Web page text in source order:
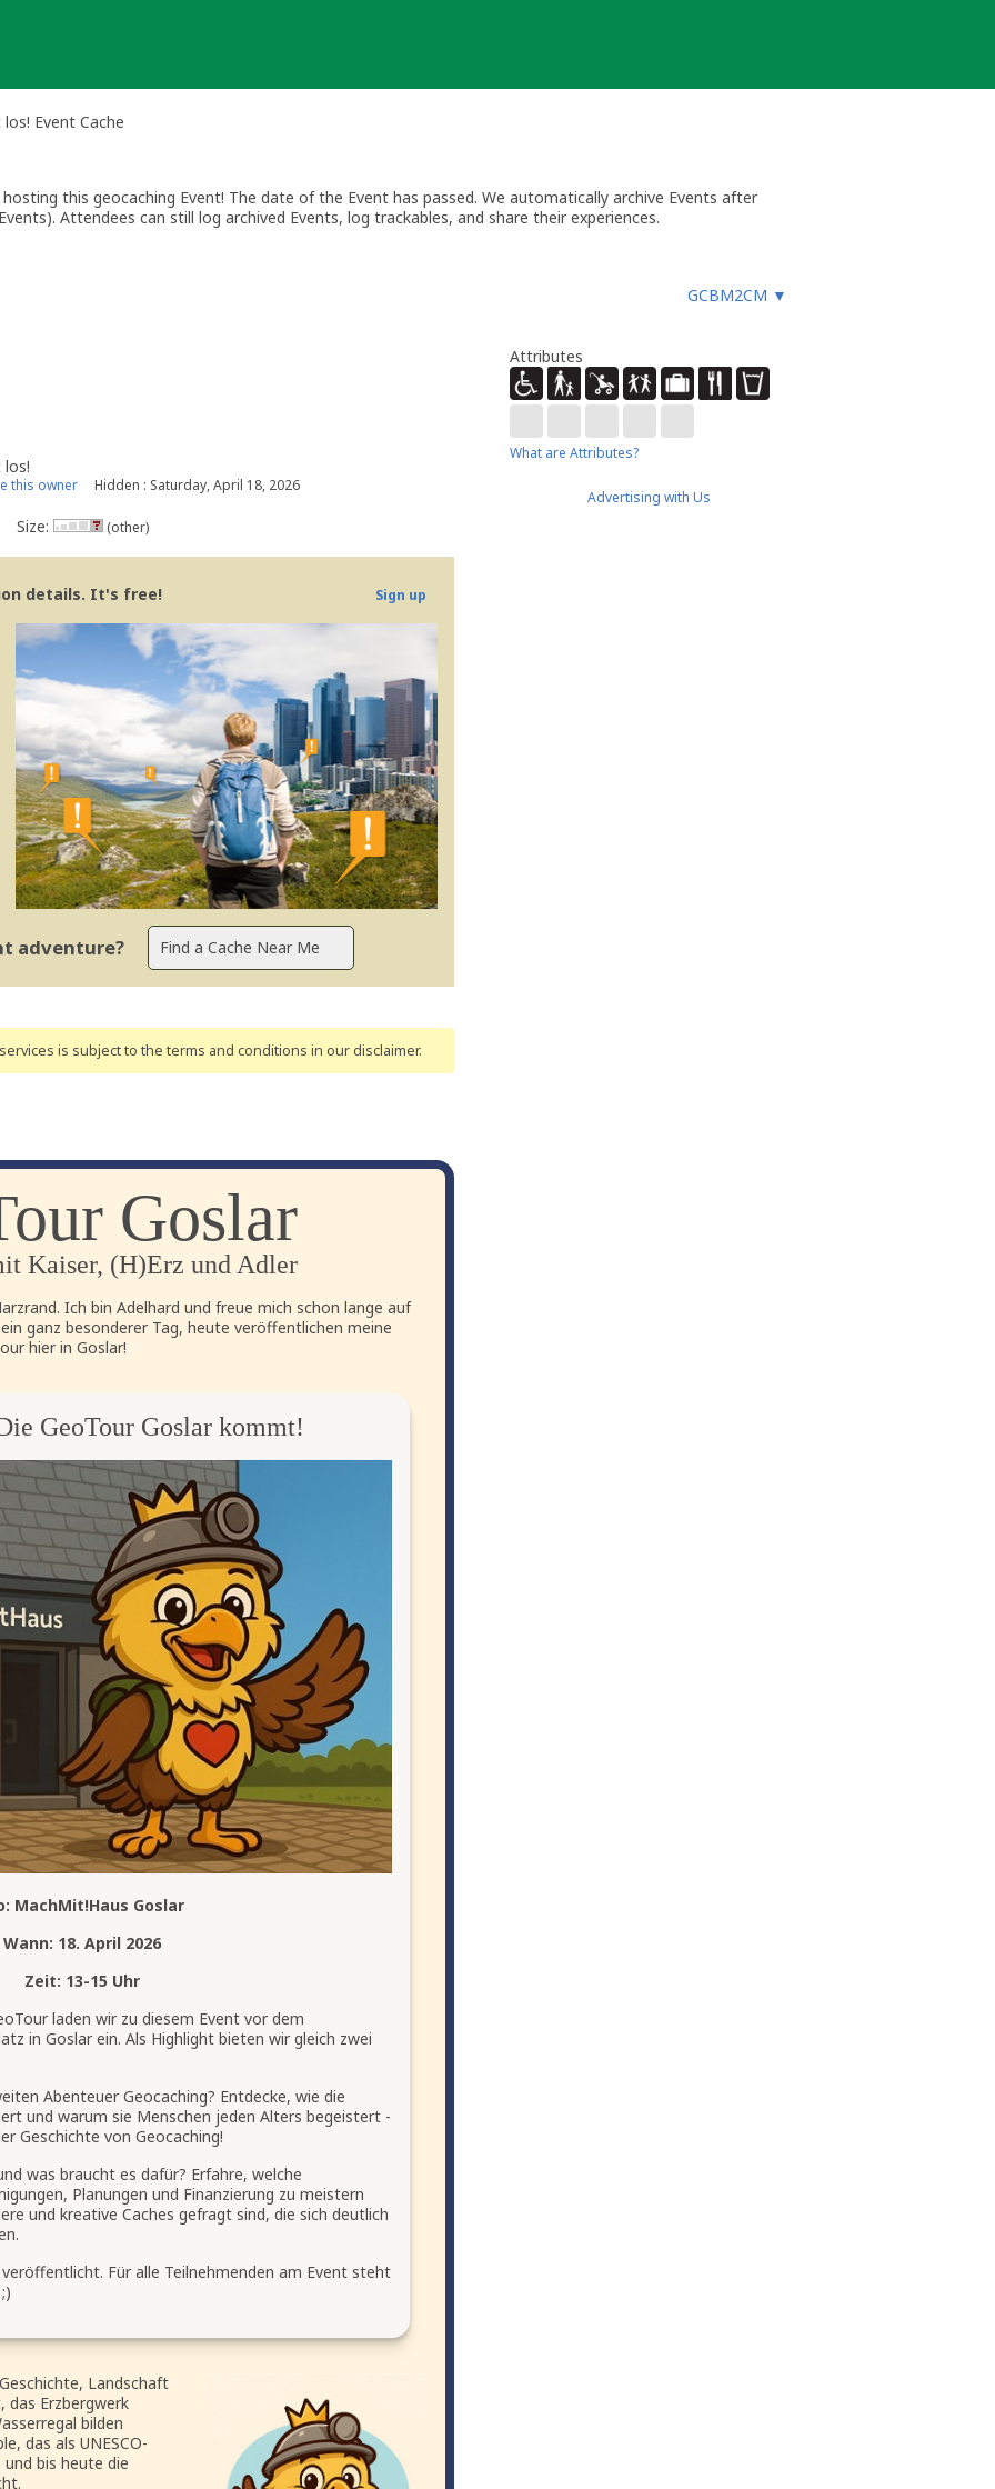
Event Cache
this geocaching Event! The date of the Event has passed. We automatically archive Events after
Attendees can still log archived Events, log trackables, and share their experiences.
GCBM2CM ▼
los!
this owner Hidden : Saturday, April 18, 2026
Size: (other)
details. It's free! Sign up
adventure?
is subject to the terms and conditions in our disclaimer.
Goslar
Kaiser, (H)Erz und Adler
Ich bin Adelhard und freue mich schon lange auf
ganz besonderer Tag, heute veröffentlichen meine
hier in Goslar!
GeoTour Goslar kommt!
MachMit!Haus Goslar
Wann: 18. April 2026
Zeit: 13-15 Uhr
laden wir zu diesem Event vor dem
in Goslar ein. Als Highlight bieten wir gleich zwei
Abenteuer Geocaching? Entdecke, wie die
und warum sie Menschen jeden Alters begeistert -
Geschichte von Geocaching!
was braucht es dafür? Erfahre, welche
Planungen und Finanzierung zu meistern
und kreative Caches gefragt sind, die sich deutlich
Für alle Teilnehmenden am Event steht
Landschaft
das Erzbergwerk
bilden
das als UNESCO-
bis heute die
Attributes
What are Attributes?
Advertising with Us